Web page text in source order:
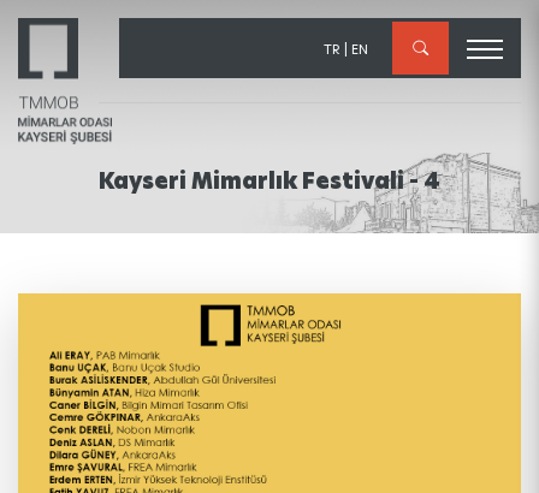
×
TR EN
Kayseri Mimarlık Festivali - 4